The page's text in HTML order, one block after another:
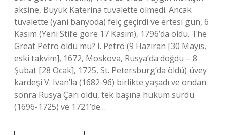
aksine, Büyük Katerina tuvalette ölmedi. Ancak
tuvalette (yani banyoda) felç geçirdi ve ertesi gün, 6
Kasım (Yeni Stil’e göre 17 Kasım), 1796’da öldü. The
Great Petro öldü mü? I. Petro (9 Haziran [30 Mayıs,
eski takvim], 1672, Moskova, Rusya’da doğdu – 8
Şubat [28 Ocak], 1725, St. Petersburg’da öldü) üvey
kardeşi V. Ivan’la (1682-96) birlikte yaşadı ve ondan
sonra Rusya Çarı oldu, tek başına hüküm sürdü
(1696-1725) ve 1721’de…